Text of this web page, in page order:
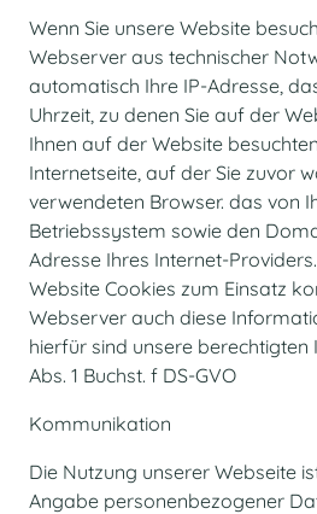
Wenn Sie unsere Website
Webserver aus technischer
automatisch Ihre IP-Adresse,
Uhrzeit, zu denen Sie auf der
Ihnen auf der Website
Internetseite, auf der Sie zuvor
verwendeten Browser. das von
Betriebssystem sowie den
Adresse Ihres Internet-
Website Cookies zum Einsatz
Webserver auch diese
hierfür sind unsere berechtigten
Abs. 1 Buchst. f DS-GVO
Kommunikation
Die Nutzung unserer Webseite
Angabe personenbezogener